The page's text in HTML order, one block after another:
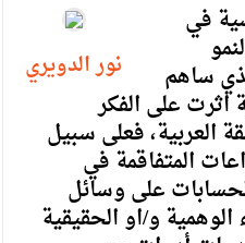
الملك يلتقي مجموعة من رفاق السلاح
اتصالا هاتفيا من العاهل البحريني
فريحات.. مبارك ومزيدا من التوفيق
نور الدويري
في
ساهم
على الفكر
العربية، فعلى سبيل
المتفاقمة في
على وسائل
و/او الحقيقية